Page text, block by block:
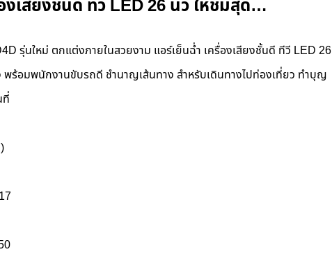
งเสียงชั้นดี ทีวี LED 26 นิ้ว ให้ชมสุด…
รุ่นใหม่ ตกแต่งภายในสวยงาม แอร์เย็นฉ่ำ เครื่องเสียงชั้นดี ทีวี LED 26
พร้อมพนักงานขับรถดี ชำนาญเส้นทาง สำหรับเดินทางไปท่องเที่ยว ทำบุญ
ที่